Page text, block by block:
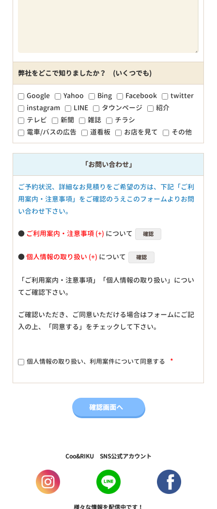
弊社をどこで知りましたか？ (いくつでも)
Google Yahoo Bing Facebook
twitter
instagram
LINE タウンページ
紹介
テレビ
新聞 雑誌
チラシ
電車/バスの広告
道看板 お店を見て その他
「お問い合わせ」
ご予約状況、詳細なお見積りをご希望の方は、下記「ご利
用案内・注意事項」をご確認のうえこのフォームよりお問
い合わせ下さい。
● ご利用案内・注意事項 について 確認
●個人情報の取り扱い について 確認
「ご利用案内・注意事項」「個人情報の取り扱い」につい
てご確認下さい。
ご確認いただき、ご同意いただける場合はフォームにご記
入の上、「同意する」をチェックして下さい。
個人情報の取り扱い、利用案件について同意する *
Coo&RIKU SNS公式アカウント
様々な情報を配信中です！